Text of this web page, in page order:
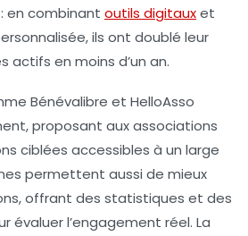
en combinant outils digitauxet
ils ont doublé leur
actifs en moins d’un an.
Bénévalibre et HelloAsso
proposant aux associations
ciblées accessibles à un large
permettent aussi de mieux
offrant des statistiques et des
évaluer l’engagement réel. La